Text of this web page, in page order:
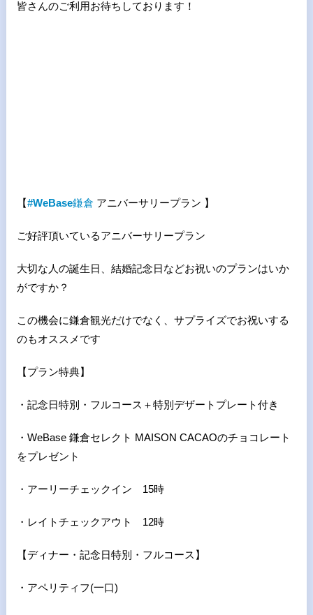
皆さんのご利用お待ちしております！
【#WeBase鎌倉 アニバーサリープラン 】
ご好評頂いているアニバーサリープラン
大切な人の誕生日、結婚記念日などお祝いのプランはいか
がですか？
この機会に鎌倉観光だけでなく、サプライズでお祝いする
のもオススメです
【プラン特典】
・記念日特別・フルコース＋特別デザートプレート付き
・WeBase 鎌倉セレクト MAISON CACAOのチョコレート
をプレゼント
・アーリーチェックイン 15時
・レイトチェックアウト 12時
【ディナー・記念日特別・フルコース】
・アペリティフ(一口)